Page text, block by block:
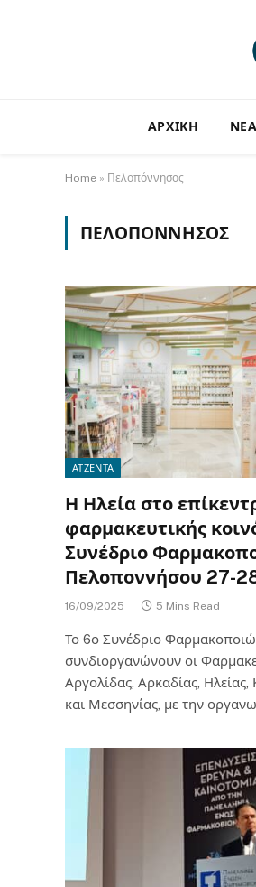
ΑΡΧΙΚΗ NΕΑ
Home » Πελοπόννησος
ΠΕΛΟΠΌΝΝΗΣΟΣ
ΑΤΖΕΝΤΑ
Η Ηλεία στο
φαρμακευτικής
Συνέδριο
Πελοποννήσου 27-
16/09/2025 5 Mins Read
Το 6ο Συνέδριο
συνδιοργανώνουν οι
Αργολίδας, Αρκαδίας, Ηλείας,
και Μεσσηνίας, με την